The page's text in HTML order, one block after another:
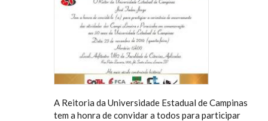
A Reitoria da Universidade Estadual de Campinas
tem a honra de convidar a todos para participar